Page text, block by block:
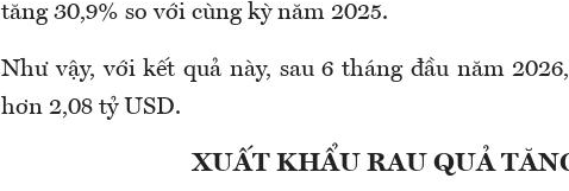
tăng 30,9% so với cùng kỳ năm 2025.
Như vậy, với kết quả này, sau 6 tháng đầu năm
hơn 2,08 tỷ USD.
XUẤT KHẨU RAU QUẢ